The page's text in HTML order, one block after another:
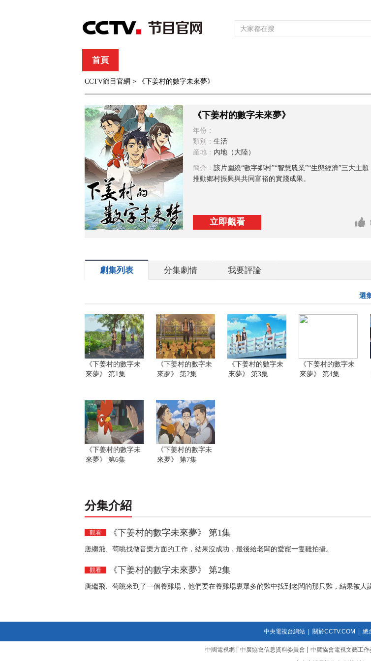
首頁
綜合 新聞 財經 綜藝 中文國際
CCTV節目官網 > 《下姜村的數字未來夢》
《下姜村的數字未來夢》
年份：
類別： 生活
産地： 內地（大陸）
簡介： 該片圍繞“數字鄉村”“智慧農業”“生態經濟”三大主
推動鄉村振興與共同富裕的實踐成果。
立即觀看
劇集列表 分集劇情 我要評論
選
《下姜村的數字未
來夢》 第1集
《下姜村的數字未
來夢》 第2集
《下姜村的數字未
來夢》 第3集
《下姜村的數字未
來夢》 第4集
《下姜村的數字未
來夢》 第6集
《下姜村的數字未
來夢》 第7集
分集介紹
觀看 《下姜村的數字未來夢》 第1集
唐繼飛、茍眺找做音樂方面的工作，結果沒成功，最後給老闆的愛寵一隻雞拍攝。
觀看 《下姜村的數字未來夢》 第2集
唐繼飛、茍眺來到了一個養雞場，他們要在養雞場裏眾多的雞中找到老闆的那只雞，結果被人
中央電視台網站| 關於CCTV.COM 總
中國電視網 中廣協會信息資料委員會 中廣協會電視文藝工作